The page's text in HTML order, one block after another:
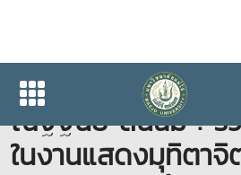
ผู้อำนวยการสำนัก
ณัฐฐินีย์ สินฉิม : ร่ว
ในงานแสดงมุทิตา